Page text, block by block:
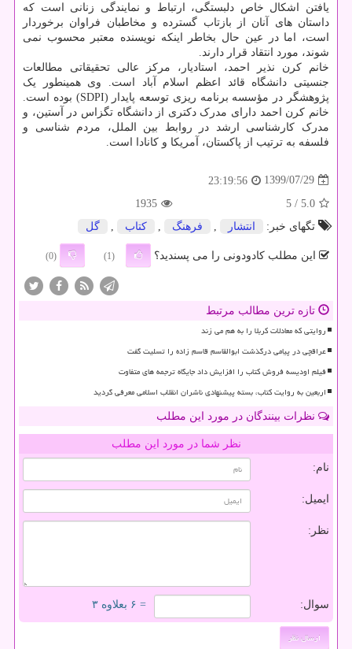
یافتن اشکال خاص دلبستگی، ارتباط و نمایندگی زنانی است که
داستان های آنان از بازتاب گسترده و مخاطبان فراوان برخوردار
است، اما در عین حال بخاطر اینکه نویسنده معتبر محسوب نمی
شوند، مورد انتقاد قرار دارند.
خانم کرن نذیر احمد، استادیار، مرکز عالی تحقیقاتی مطالعات
جنسیتی دانشگاه قائد اعظم اسلام آباد است. وی همینطور یک
پژوهشگر در مؤسسه برنامه ریزی توسعه پایدار (SDPI) بوده است.
خانم کرن احمد دارای مدرک دکتری از دانشگاه تگزاس در آستین، و
مدرک کارشناسی ارشد در روابط بین الملل، مردم شناسی و
فلسفه به ترتیب از پاکستان، آمریکا و کانادا است.
1399/07/29
23:19:56
5.0
/ 5
1935
تگهای خبر:
انتشار , فرهنگ , كتاب , گل
این مطلب کادودونی را می پسندید؟ (1)
(0)
تازه ترین مطالب مرتبط
روایتی که معادلات کربلا را به هم می زند
عراقچی در پیامی درگذشت ابوالقاسم قاسم زاده را تسلیت گفت
فیلم اودیسه فروش کتاب را افزایش داد جایگاه ترجمه های متفاوت
اربعین به روایت کتاب، بسته پیشنهادی ناشران انقلاب اسلامی معرفی گردید
نظرات بینندگان در مورد این مطلب
نظر شما در مورد این مطلب
نام:
ایمیل:
نظر:
سوال: = ۶ بعلاوه ۳